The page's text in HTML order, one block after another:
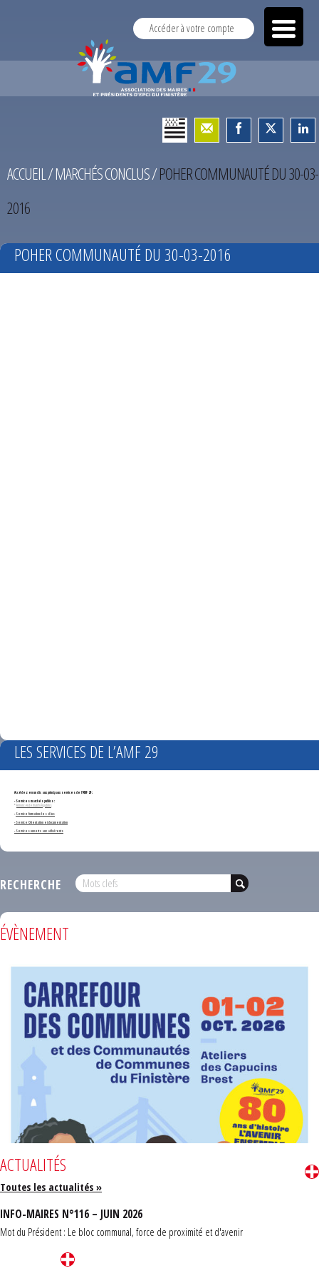
Accéder à votre compte
ACCUEIL/MARCHÉS CONCLUS/POHER COMMUNAUTÉ DU 30-03-
2016
POHER COMMUNAUTÉ DU 30-03-2016
LES SERVICES DE L’AMF 29
Accédez en un clic aux principaux services de l'AMF 29 :
- Services marchés publics :
*Annonces de marchés publics
-Service formation des élus
- Service Orientation et documentation
- Services ouverts aux adhérents
RECHERCHE
ÉVÈNEMENT
ACTUALITÉS
Toutes les actualités »
INFO-MAIRES N°116 – JUIN 2026
Mot du Président : Le bloc communal, force de proximité et d'avenir